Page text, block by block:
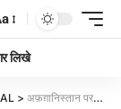
लिखे
> अफ़ग़ानिस्तान पर पाकिस्तान के हवाई हमलों की भारत ने की तीखी निंदा; विदेश मंत्रालय बोला- ‘यह संप्रभुता पर हमला और क्षेत्रीय शांति के लिए सीधा ख़तरा